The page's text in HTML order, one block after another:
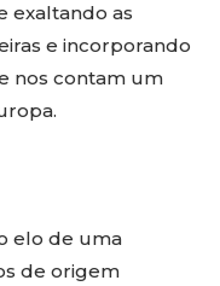
exaltando as
e incorporando
nos contam um
elo de uma
de origem